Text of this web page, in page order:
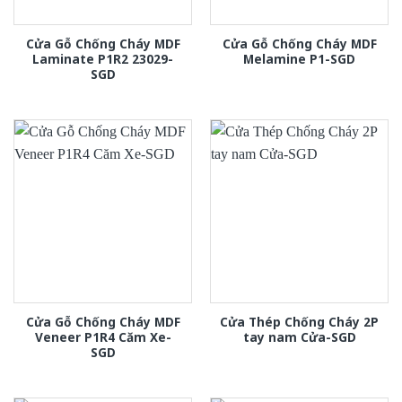
Cửa Gỗ Chống Cháy MDF
Laminate P1R2 23029-
SGD
Cửa Gỗ Chống Cháy MDF
Melamine P1-SGD
Cửa Gỗ Chống Cháy MDF
Veneer P1R4 Căm Xe-
SGD
Cửa Thép Chống Cháy 2P
tay nam Cửa-SGD